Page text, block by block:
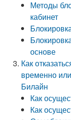
Методы
кабинет
основе
Как
временно
Билайн
Как
Как